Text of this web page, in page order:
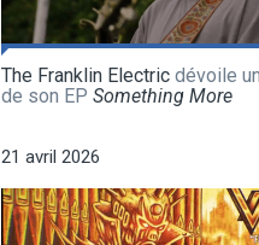
The Franklin Electric dévoile
de son EP Something More
21 avril 2026